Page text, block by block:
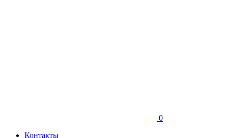
0
Контакты